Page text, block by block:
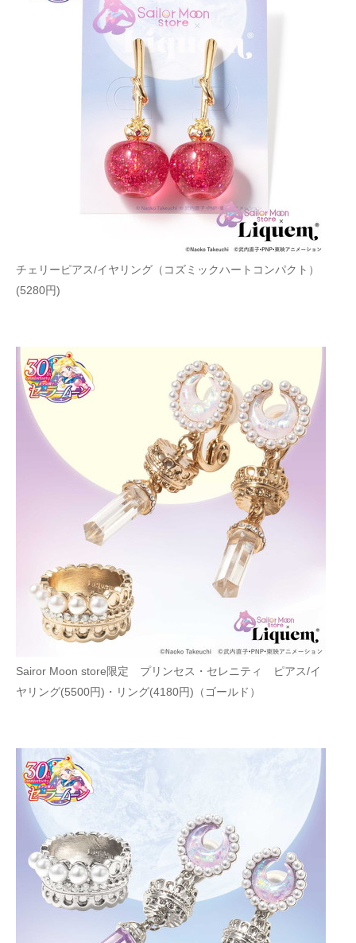
チェリーピアス/イヤリング（コズミックハートコンパクト）
(5280円)
Sairor Moon store限定 プリンセス・セレニティ ピアス/イ
ヤリング(5500円)・リング(4180円)（ゴールド）